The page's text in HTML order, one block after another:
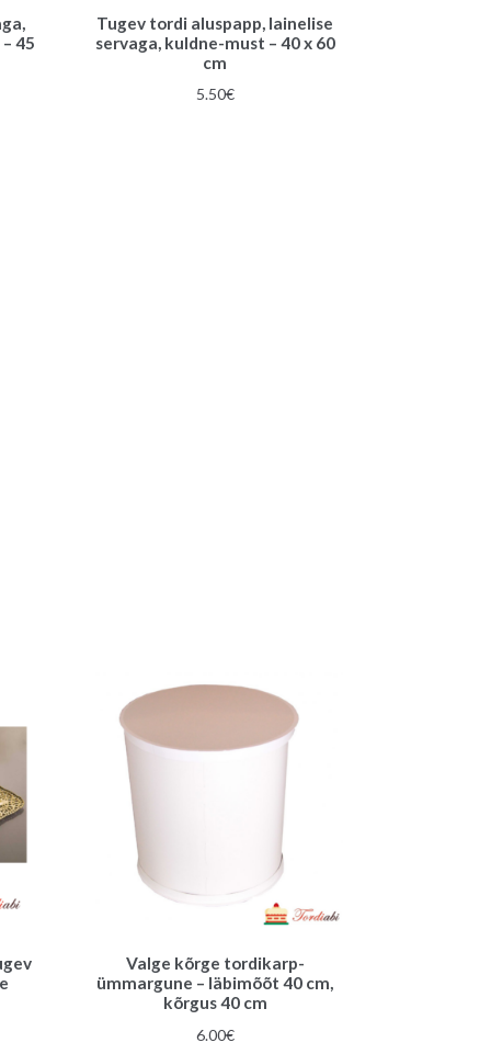
45
Tugev tordi aluspapp, lainelise
servaga, kuldne-must – 40 x 60
cm
5.50€
Valge kõrge tordikarp-
ümmargune – läbimõõt 40 cm,
kõrgus 40 cm
6.00€